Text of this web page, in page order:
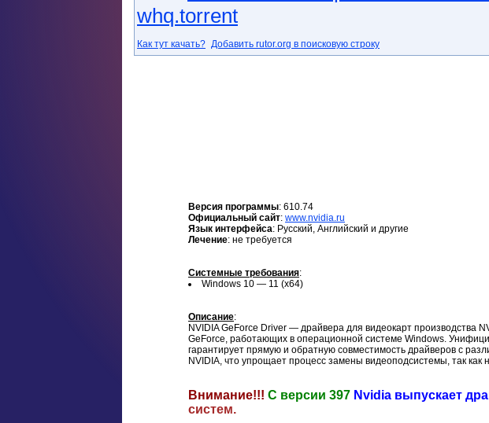
whq.torrent
Как тут качать? Добавить rutor.org в поисковую строку
Версия программы: 610.74
Официальный сайт: www.nvidia.ru
Язык интерфейса: Русский, Английский и другие
Лечение: не требуется
Системные требования:
Windows 10 — 11 (x64)
Описание:
NVIDIA GeForce Driver — драйвера для видеокарт производства
GeForce, работающих в операционной системе Windows.
гарантирует прямую и обратную совместимость драйверов с
NVIDIA, что упрощает процесс замены видеоподсистемы, так как
Внимание!!! С версии 397 Nvidia выпускает
систем.